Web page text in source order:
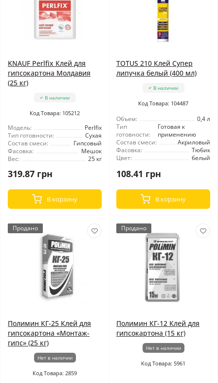
KNAUF Perlfix Клей для
гипсокартона Молдавия
(25 кг)
В наличии
Код Товара: 105212
Модель:
Perlfix
Тип готовности:
Сухая
Состав смеси:
Гипсовый
Фасовка:
Мешок
Вес:
25 кг
319.87 грн
В корзину
TOTUS 210 Клей Супер
липучка белый (400 мл)
В наличии
Код Товара: 104487
Объем:
0,4 л
Тип
готовности:
Готовая к
применению
Состав смеси:
Акриловый
Фасовка:
Тюбик
Цвет:
белый
108.41 грн
В корзину
Продано
Полимин КГ-25 Клей для
гипсокартона «Монтаж-
гипс» (25 кг)
Нет в наличии
Код Товара: 2859
Продано
Полимин КГ-12 Клей для
гипсокартона (15 кг)
Нет в наличии
Код Товара: 5961